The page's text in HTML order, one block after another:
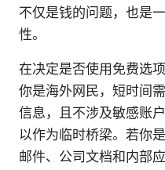
不仅是钱的问题，也是
性。
在决定是否使用免费选
你是海外网民，短时间
信息，且不涉及敏感账
以作为临时桥梁。若你
邮件、公司文档和内部